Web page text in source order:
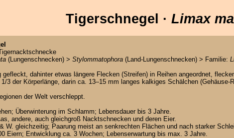
Tigerschnegel · Limax
(Lungenschnecken) > Stylommatophora (Land-Lungenschnecken) > Familie:
dahinter etwas längere Flecken (Streifen) in Reihen angeordnet,
3 der Körperlänge, darin ca. 13–15 mm langes kalkiges Schälchen (Gehäuse-
der Welt verschleppt.
Überwinterung im Schlamm; Lebensdauer bis 3 Jahre.
andere, auch gleichgroß Nacktschnecken und deren Eier.
W. gleichzeitig; Paarung meist an senkrechten Flächen und nach starker
Eiern; Entwicklung ca. 3 Wochen; Lebenserwartung bis max. 3 Jahre.